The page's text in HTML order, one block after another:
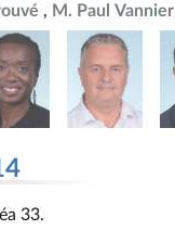
M. Paul Vannier
33.